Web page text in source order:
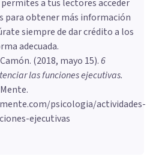
a tus lectores acceder
para obtener más información
siempre de dar crédito a los
adecuada.
. (2018, mayo 15).6
las funciones ejecutivas.
psicologia/actividades-
ejecutivas